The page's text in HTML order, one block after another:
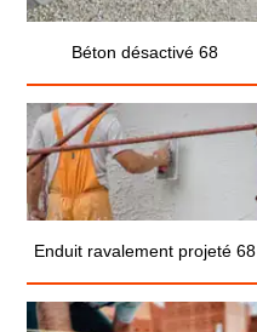
Béton désactivé 68
Enduit ravalement projeté 68